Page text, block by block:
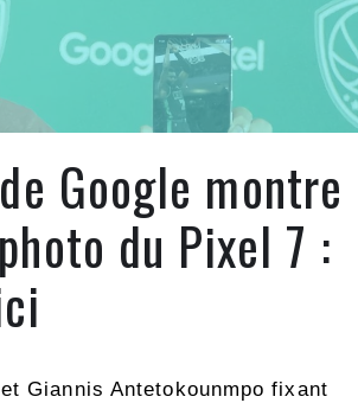
Google montre
du Pixel 7 :
Giannis Antetokounmpo fixant